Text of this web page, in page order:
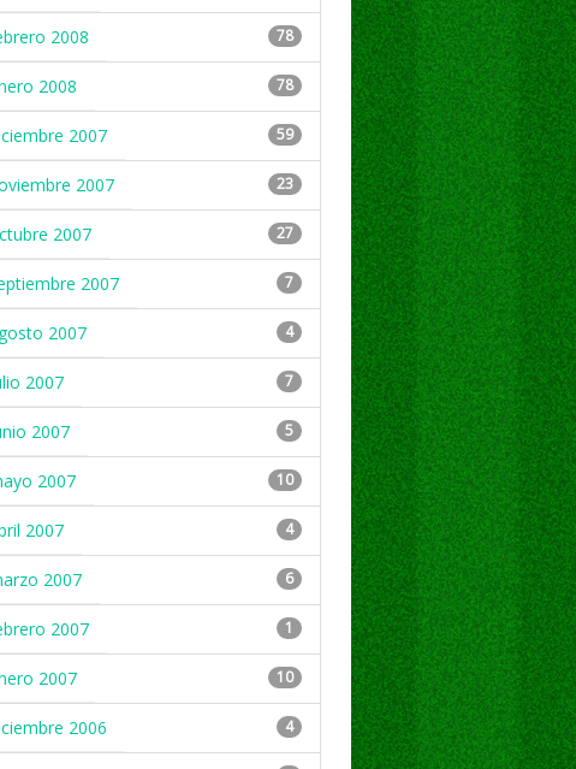
2008 78
2008 78
2007 59
2007 23
2007 27
2007 7
2007 4
2007 7
2007 5
2007 10
2007 4
2007 6
2007 1
2007 10
2006 4